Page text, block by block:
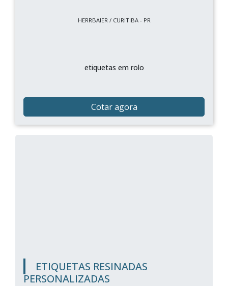
HERRBAIER / CURITIBA - PR
etiquetas em rolo
Cotar agora
ETIQUETAS RESINADAS
PERSONALIZADAS